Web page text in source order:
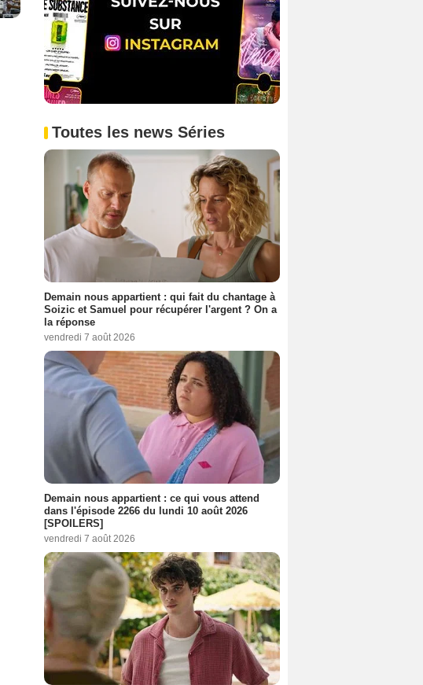
Toutes les news Séries
Demain nous appartient : qui fait du chantage à
Soizic et Samuel pour récupérer l'argent ? On a
la réponse
vendredi 7 août 2026
Demain nous appartient : ce qui vous attend
dans l'épisode 2266 du lundi 10 août 2026
[SPOILERS]
vendredi 7 août 2026